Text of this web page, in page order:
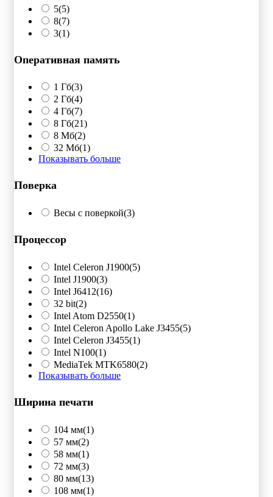
5(5)
8(7)
3(1)
Оперативная память
1 Гб(3)
2 Гб(4)
4 Гб(7)
8 Гб(21)
8 Мб(2)
32 Мб(1)
Показывать больше
Поверка
Весы с поверкой(3)
Процессор
Intel Celeron J1900(5)
Intel J1900(3)
Intel J6412(16)
32 bit(2)
Intel Atom D2550(1)
Intel Celeron Apollo Lake J3455(5)
Intel Celeron J3455(1)
Intel N100(1)
MediaTek MTK6580(2)
Показывать больше
Ширина печати
104 мм(1)
57 мм(2)
58 мм(1)
72 мм(3)
80 мм(13)
108 мм(1)